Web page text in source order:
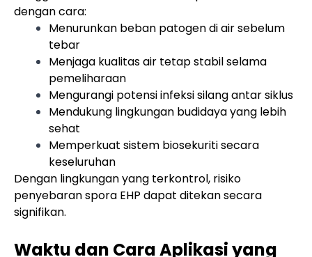
dengan cara:
Menurunkan beban patogen di air sebelum
tebar
Menjaga kualitas air tetap stabil selama
pemeliharaan
Mengurangi potensi infeksi silang antar siklus
Mendukung lingkungan budidaya yang lebih
sehat
Memperkuat sistem biosekuriti secara
keseluruhan
Dengan lingkungan yang terkontrol, risiko
penyebaran spora EHP dapat ditekan secara
signifikan.
Waktu dan Cara Aplikasi yang